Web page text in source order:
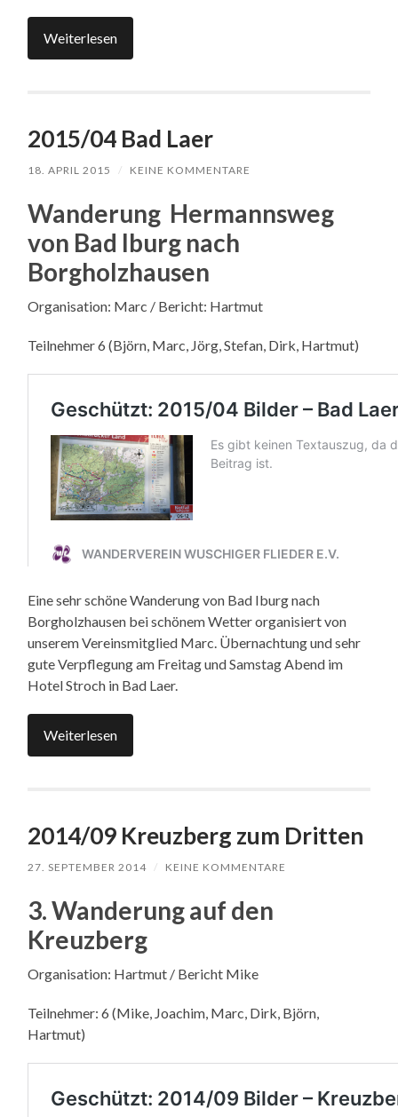
Weiterlesen
2015/04 Bad Laer
18. APRIL 2015 / KEINE KOMMENTARE
Wanderung Hermannsweg
von Bad Iburg nach
Borgholzhausen
Organisation: Marc / Bericht: Hartmut
Teilnehmer 6 (Björn, Marc, Jörg, Stefan, Dirk, Hartmut)
Eine sehr schöne Wanderung von Bad Iburg nach
Borgholzhausen bei schönem Wetter organisiert von
unserem Vereinsmitglied Marc. Übernachtung und sehr
gute Verpflegung am Freitag und Samstag Abend im
Hotel Stroch in Bad Laer.
Weiterlesen
2014/09 Kreuzberg zum Dritten
27. SEPTEMBER 2014 / KEINE KOMMENTARE
3. Wanderung auf den
Kreuzberg
Organisation: Hartmut / Bericht Mike
Teilnehmer: 6 (Mike, Joachim, Marc, Dirk, Björn,
Hartmut)